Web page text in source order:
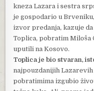
kneza Lazara i sestra
je gospodario u
izvor predanja, kazuje da
Toplica, pobratim Miloša
uputili na Kosovo.
Toplica je bio stvaran,
najpouzdanijih
pobratimima izgubio